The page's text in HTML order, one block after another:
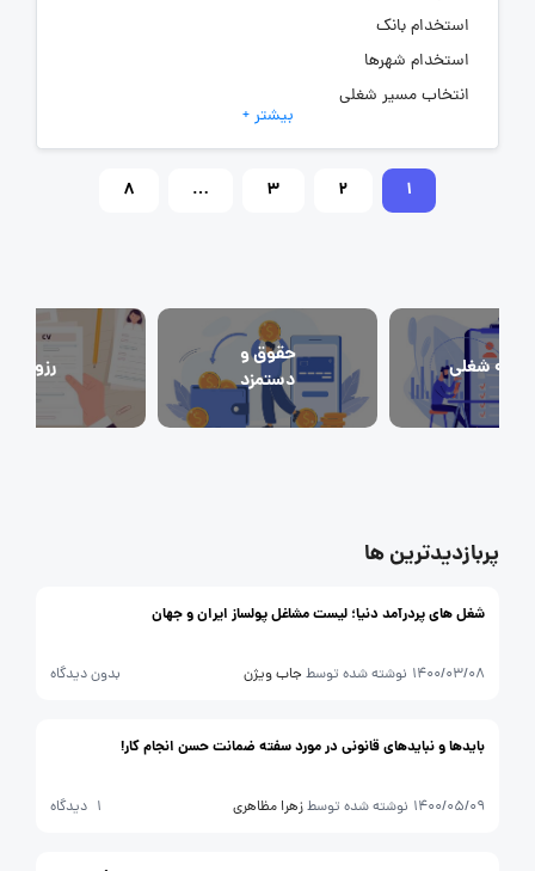
استخدام بانک
استخدام شهرها
انتخاب مسیر شغلی
به‌روزرسانی‌های سایت (کارجویی)
تست‌های شخصیت‌ شناسی
جاب‌ویژن
زندگی شغلی بهتر
فریلنسر
قانون کار
کارفرمایان
معرفی متخصصان منابع انسانی
نمایشگاه کار
بیشتر +
1
2
3
…
8
شغلی
حقوق و
دستمزد
رزومه
پربازدیدترین ها
شغل های پردرآمد دنیا؛ لیست مشاغل پولساز ایران و جهان
1400/03/08 نوشته شده توسط جاب ویژن بدون دیدگاه
بایدها و نباید‌های قانونی در مورد سفته ضمانت حسن انجام کار!
1400/05/09 نوشته شده توسطزهرا مظاهری 1 دیدگاه